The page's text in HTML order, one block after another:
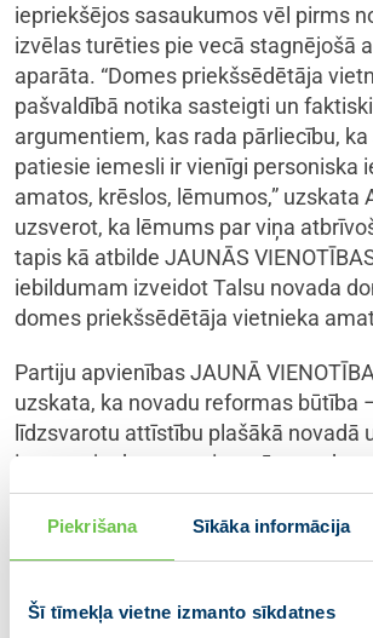
Piekrišana Sīkāka informācija
Šī tīmekļa vietne izmanto sīkdatnes
iepriekšējos sasaukumos vēl pirms
izvēlas turēties pie vecā stagnējošā
aparāta. “Domes priekšsēdētāja
pašvaldībā notika sasteigti un
argumentiem, kas rada pārliecību,
patiesie iemesli ir vienīgi personiska
amatos, krēslos, lēmumos,” uzskata
uzsverot, ka lēmums par viņa
tapis kā atbilde JAUNĀS
iebildumam izveidot Talsu novada
domes priekšsēdētāja vietnieka
Partiju apvienības JAUNĀ
uzskata, ka novadu reformas būtība
līdzsvarotu attīstību plašākā novadā
izmantojot katra apvienotā novada
pieredzes un vērtības – Talsu
Aldis Pinkens, kurš iepriekš ir
pagasta pārvaldes vadītāju, atzīst,
domes vadības darbu.